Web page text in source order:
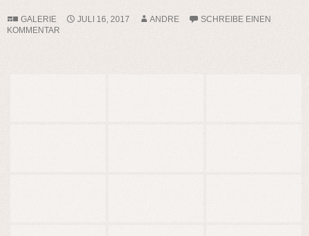
GALERIE JULI 16, 2017 ANDRE
SCHREIBE EINEN
KOMMENTAR